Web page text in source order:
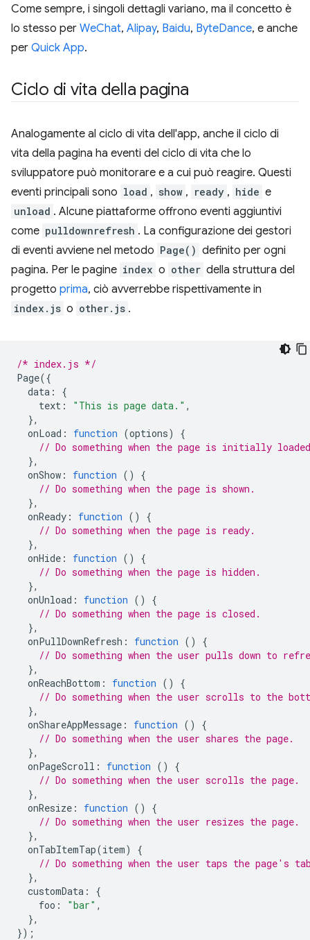
Come sempre, i singoli dettagli variano, ma il concetto è
lo stesso per WeChat, Alipay, Baidu, ByteDance, e anche
per Quick App.
Ciclo di vita della pagina
Analogamente al ciclo di vita dell'app, anche il ciclo di
vita della pagina ha eventi del ciclo di vita che lo
sviluppatore può monitorare e a cui può reagire. Questi
eventi principali sono load , show , ready , hide e
unload . Alcune piattaforme offrono eventi aggiuntivi
come pulldownrefresh . La configurazione dei gestori
di eventi avviene nel metodo Page() definito per ogni
pagina. Per le pagine index o other della struttura del
progetto prima, ciò avverrebbe rispettivamente in
index.js o other.js .
/* index.js */
Page({
data :
{
text : "This is page data." ,
},
onLoad : function (options)
{
// Do something when the page is initially
},
onShow : function ()
{
// Do something when the page is shown.
},
onReady : function ()
{
// Do something when the page is ready.
},
onHide : function ()
{
// Do something when the page is hidden.
},
onUnload : function ()
{
// Do something when the page is closed.
},
onPullDownRefresh : function ()
{
// Do something when the user pulls down to
},
onReachBottom : function ()
{
// Do something when the user scrolls to the
},
onShareAppMessage : function ()
{
// Do something when the user shares the page.
},
onPageScroll : function ()
{
// Do something when the user scrolls the page.
},
onResize : function ()
{
// Do something when the user resizes the page.
},
onTabItemTap(item)
{
// Do something when the user taps the page's
},
customData :
{
foo : "bar" ,
},
});